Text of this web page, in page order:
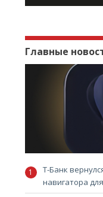
Главные
Т-Банк
навигатора